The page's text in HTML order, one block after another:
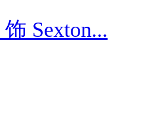
Sexton...